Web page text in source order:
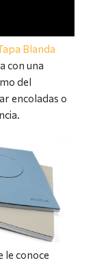
Blanda
con una
del
encoladas o
le conoce